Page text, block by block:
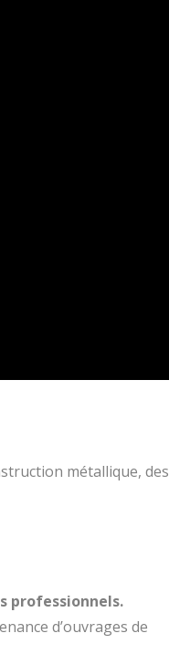
métallique, des
professionnels.
d’ouvrages de